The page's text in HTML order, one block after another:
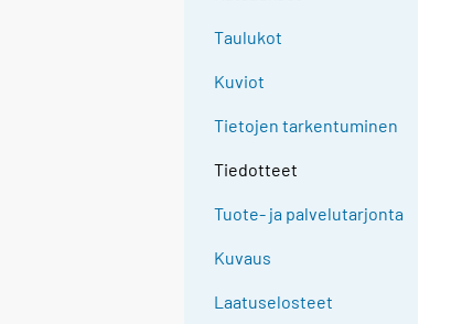
Taulukot
Kuviot
Tietojen tarkentuminen
Tiedotteet
Tuote- ja palvelutarjonta
Kuvaus
Laatuselosteet